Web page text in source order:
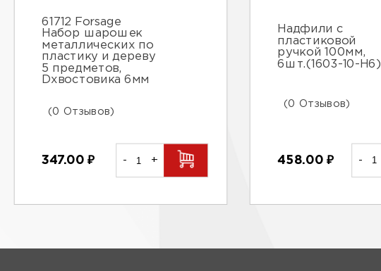
61712 Forsage
Набор шарошек
металлических по
пластику и дереву
5 предметов,
Dхвостовика 6мм
(0 Отзывов)
347.00₽ - +
Надфили с
пластиковой
ручкой 100мм,
6шт.(1603-10-Н6)
(0 Отзывов)
458.00₽ -